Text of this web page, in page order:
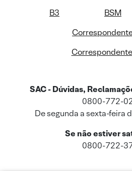
B3 BSM
SAC - Dúvidas,
0800-772-
De segunda a sexta-feira
Se não estiver
0800-722-